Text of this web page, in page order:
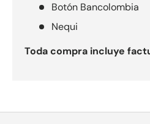
Botón Bancolombia
Nequi
Toda compra incluye